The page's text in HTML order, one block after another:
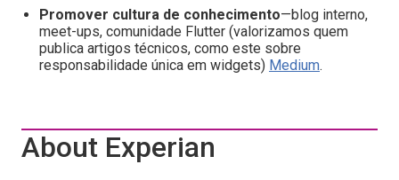
Promover cultura de conhecimento—blog interno,
meet-ups, comunidade Flutter (valorizamos quem
publica artigos técnicos, como este sobre
responsabilidade única em widgets) Medium.
About Experian